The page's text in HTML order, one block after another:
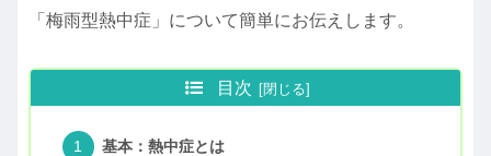
「梅雨型熱中症」について簡単にお伝えします。
目次
基本：熱中症とは